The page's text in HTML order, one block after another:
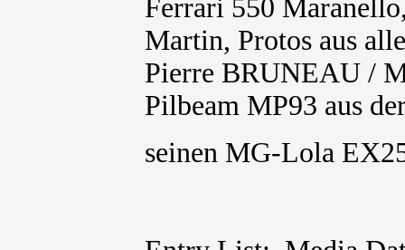
Ferrari 550
Martin, Protos aus
Pierre BRUNEAU /
Pilbeam MP93 aus
seinen MG-Lola